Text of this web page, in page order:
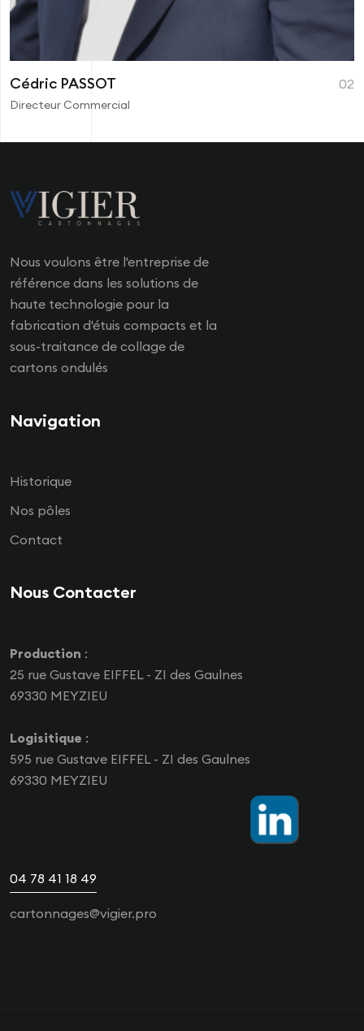
02
Cédric PASSOT
Directeur Commercial
Nous voulons être l'entreprise de
référence dans les solutions de
haute technologie pour la
fabrication d'étuis compacts et la
sous-traitance de collage de
cartons ondulés
Navigation
Historique
Nos pôles
Contact
Nous Contacter
Production :
25 rue Gustave EIFFEL - ZI des Gaulnes
69330 MEYZIEU
Logisitique :
595 rue Gustave EIFFEL - ZI des Gaulnes
69330 MEYZIEU
04 78 41 18 49
cartonnages@vigier.pro